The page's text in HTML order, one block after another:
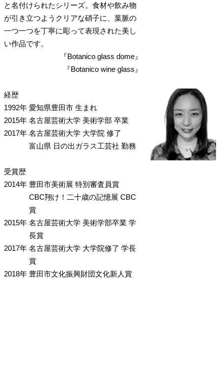
と名付けられたシリーズ。食材や飲み物
が引き立つようクリアな硝子に、葉脈の
一つ一つを丁寧に彫って表現された美し
い作品です。
『Botanico glass dome』
『Botanico wine glass』
経歴
1992年 愛知県豊田市 生まれ
2015年 名古屋芸術大学 美術学部 卒業
2017年 名古屋芸術大学 大学院 修了
富山県 日の出ガラス工芸社 勤務
受賞歴
2014年 豊田市美術展 特別審査員賞
CBC翔け！二十歳の記憶展 CBC
賞
2015年 名古屋芸術大学 美術学部卒業 学
長賞
2017年 名古屋芸術大学 大学院修了 学長
賞
2018年 豊田市文化振興財団文化新人賞